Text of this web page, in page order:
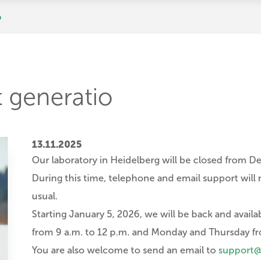
generatio
13.11.2025
Our laboratory in Heidelberg will be closed from
During this time, telephone and email support
usual.
Starting January 5, 2026, we will be back and
from 9 a.m. to 12 p.m. and Monday and Thursday
You are also welcome to send an email to